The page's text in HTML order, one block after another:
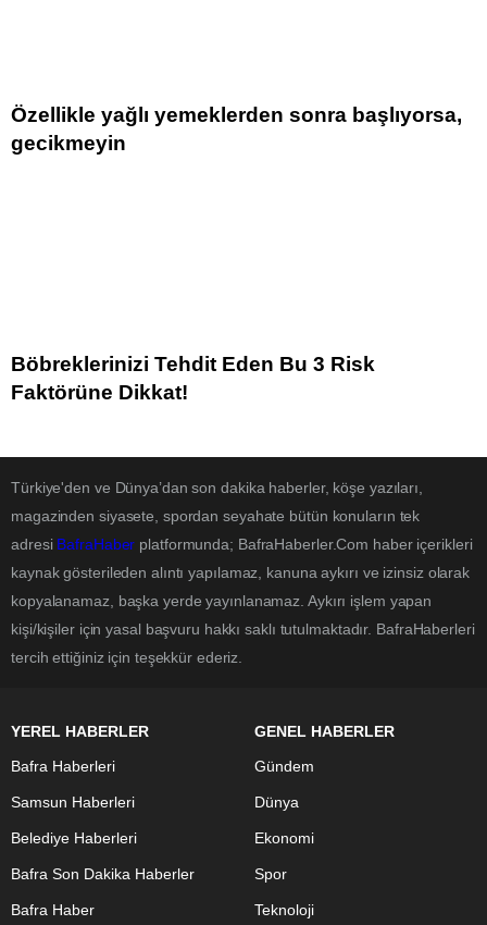
Özellikle yağlı yemeklerden sonra başlıyorsa,
gecikmeyin
Böbreklerinizi Tehdit Eden Bu 3 Risk
Faktörüne Dikkat!
Türkiye'den ve Dünya’dan son dakika haberler, köşe yazıları,
magazinden siyasete, spordan seyahate bütün konuların tek
adresi BafraHaber platformunda; BafraHaberler.Com haber içerikleri
kaynak gösterileden alıntı yapılamaz, kanuna aykırı ve izinsiz olarak
kopyalanamaz, başka yerde yayınlanamaz. Aykırı işlem yapan
kişi/kişiler için yasal başvuru hakkı saklı tutulmaktadır. BafraHaberleri
tercih ettiğiniz için teşekkür ederiz.
YEREL HABERLER
Bafra Haberleri
Samsun Haberleri
Belediye Haberleri
Bafra Son Dakika Haberler
Bafra Haber
GENEL HABERLER
Gündem
Dünya
Ekonomi
Spor
Teknoloji